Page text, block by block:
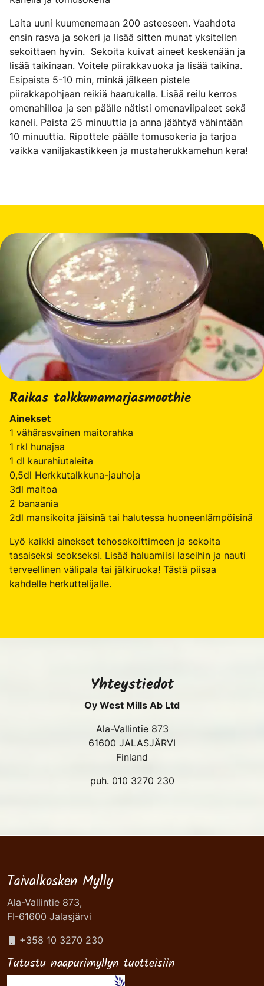
Laita uuni kuumenemaan 200 asteeseen. Vaahdota
ensin rasva ja sokeri ja lisää sitten munat yksitellen
sekoittaen hyvin. Sekoita kuivat aineet keskenään ja
lisää taikinaan. Voitele piirakkavuoka ja lisää taikina.
Esipaista 5-10 min, minkä jälkeen pistele
piirakkapohjaan reikiä haarukalla. Lisää reilu kerros
omenahilloa ja sen päälle nätisti omenaviipaleet sekä
kaneli. Paista 25 minuuttia ja anna jäähtyä vähintään
10 minuuttia. Ripottele päälle tomusokeria ja tarjoa
vaikka vaniljakastikkeen ja mustaherukkamehun kera!
Raikas talkkunamarjasmoothie
Ainekset
1 vähärasvainen maitorahka
1 rkl hunajaa
1 dl kaurahiutaleita
0,5dl Herkkutalkkuna-jauhoja
3dl maitoa
2 banaania
2dl mansikoita jäisinä tai halutessa huoneenlämpöisinä
Lyö kaikki ainekset tehosekoittimeen ja sekoita
tasaiseksi seokseksi. Lisää haluamiisi laseihin ja nauti
terveellinen välipala tai jälkiruoka! Tästä piisaa
kahdelle herkuttelijalle.
Yhteystiedot
Oy West Mills Ab Ltd
Ala-Vallintie 873
61600 JALASJÄRVI
Finland
puh. 010 3270 230
Taivalkosken Mylly
Ala-Vallintie 873,
FI-61600 Jalasjärvi
+358 10 3270 230
Tutustu naapurimyllyn tuotteisiin